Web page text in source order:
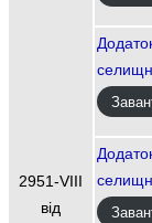
2951-VIIІ
від